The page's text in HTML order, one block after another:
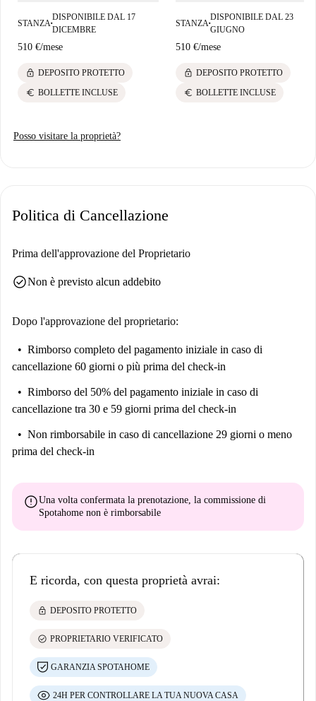
STANZA ■
DISPONIBILE DAL 17
DICEMBRE
510 €/mese
lock DEPOSITO PROTETTO
euro BOLLETTE INCLUSE
STANZA ■
DISPONIBILE DAL 23
GIUGNO
510 €/mese
lock DEPOSITO PROTETTO
euro BOLLETTE INCLUSE
Posso visitare la proprietà?
Politica di Cancellazione
Prima dell'approvazione del Proprietario
check_circleNon è previsto alcun addebito
Dopo l'approvazione del proprietario:
Rimborso completo del pagamento iniziale in caso di
cancellazione 60 giorni o più prima del check-in
Rimborso del 50% del pagamento iniziale in caso di
cancellazione tra 30 e 59 giorni prima del check-in
Non rimborsabile in caso di cancellazione 29 giorni o meno
prima del check-in
errorUna volta confermata la prenotazione, la commissione di
Spotahome non è rimborsabile
E ricorda, con questa proprietà avrai:
lock DEPOSITO PROTETTO
check_circle PROPRIETARIO VERIFICATO
GARANZIA SPOTAHOME
24H PER CONTROLLARE LA TUA NUOVA CASA